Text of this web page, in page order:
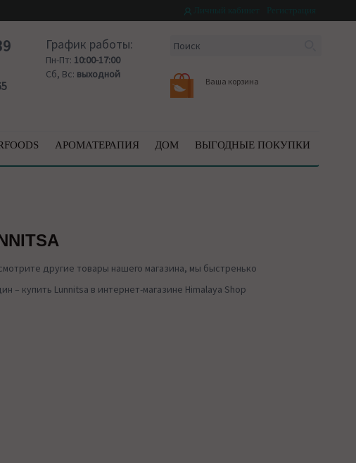
График работы:
Пн-Пт: 10:00-17:00
Сб, Вс: выходной
Ваша корзина
АРОМАТЕРАПИЯ ДОМ ВЫГОДНЫЕ ПОКУПКИ
другие товары нашего магазина, мы быстренько
купить Lunnitsa в интернет-магазине Himalaya Shop